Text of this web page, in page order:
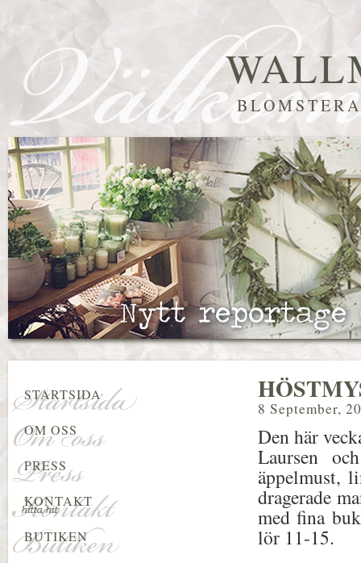
8 September,
Den här
Laursen
äppelmust,
dragerade
med fina
lör 11-15.
STARTSIDA
OM OSS
PRESS
KONTAKT
BUTIKEN